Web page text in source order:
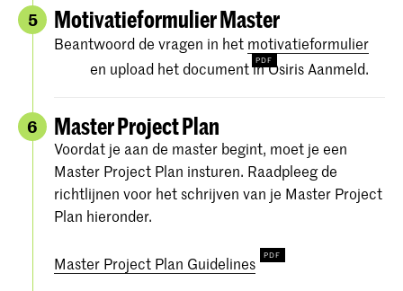
5 Motivatieformulier Master
Beantwoord de vragen in het motivatieformulier
en upload het document in Osiris Aanmeld.
6 Master Project Plan
Voordat je aan de master begint, moet je een
Master Project Plan insturen. Raadpleeg de
richtlijnen voor het schrijven van je Master Project
Plan hieronder.
Master Project Plan Guidelines